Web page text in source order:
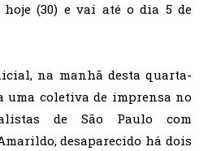
hoje (30) e vai até o dia 5 de
na manhã desta quarta-
uma coletiva de imprensa no
de São Paulo com
desaparecido há dois